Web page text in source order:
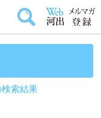
検索結果